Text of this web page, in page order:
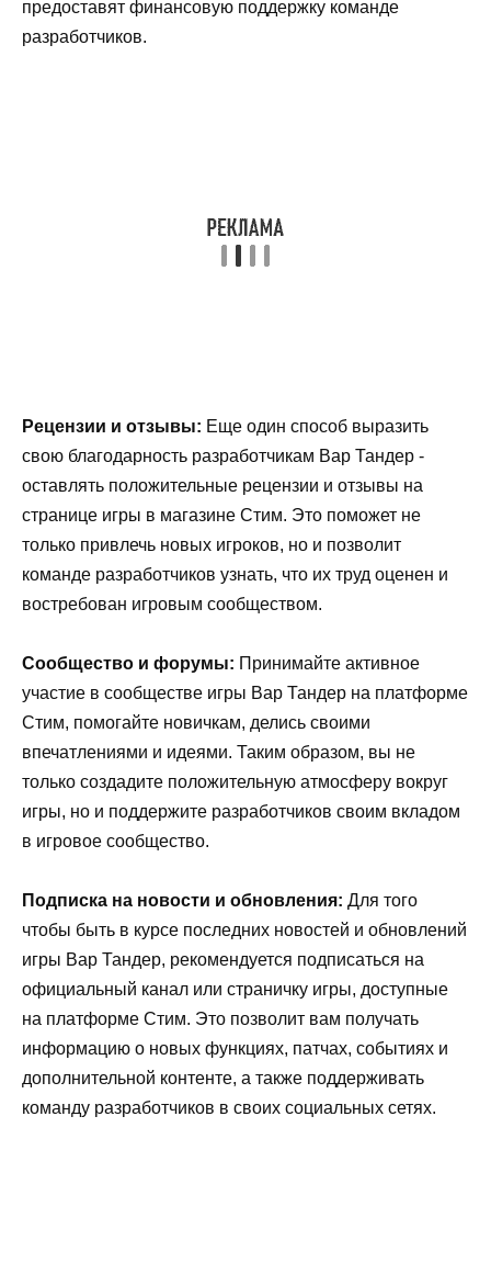
предоставят финансовую поддержку команде
разработчиков.
Рецензии и отзывы: Еще один способ выразить
свою благодарность разработчикам Вар Тандер -
оставлять положительные рецензии и отзывы на
странице игры в магазине Стим. Это поможет не
только привлечь новых игроков, но и позволит
команде разработчиков узнать, что их труд оценен и
востребован игровым сообществом.
Сообщество и форумы: Принимайте активное
участие в сообществе игры Вар Тандер на платформе
Стим, помогайте новичкам, делись своими
впечатлениями и идеями. Таким образом, вы не
только создадите положительную атмосферу вокруг
игры, но и поддержите разработчиков своим вкладом
в игровое сообщество.
Подписка на новости и обновления: Для того
чтобы быть в курсе последних новостей и обновлений
игры Вар Тандер, рекомендуется подписаться на
официальный канал или страничку игры, доступные
на платформе Стим. Это позволит вам получать
информацию о новых функциях, патчах, событиях и
дополнительной контенте, а также поддерживать
команду разработчиков в своих социальных сетях.